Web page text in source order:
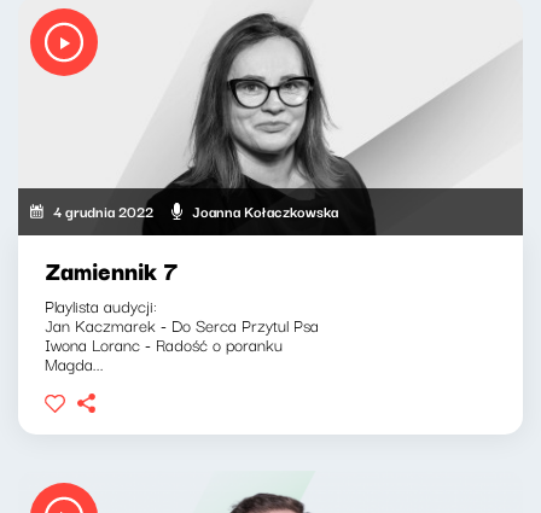
4 grudnia 2022 Joanna Kołaczkowska
Zamiennik 7
Playlista audycji:
Jan Kaczmarek - Do Serca Przytul Psa
Iwona Loranc - Radość o poranku
Magda...